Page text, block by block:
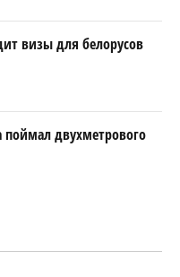
визы для белорусов
поймал двухметрового